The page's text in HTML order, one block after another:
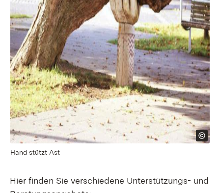
Hand stützt Ast
Hier finden Sie verschiedene Unterstützungs- und